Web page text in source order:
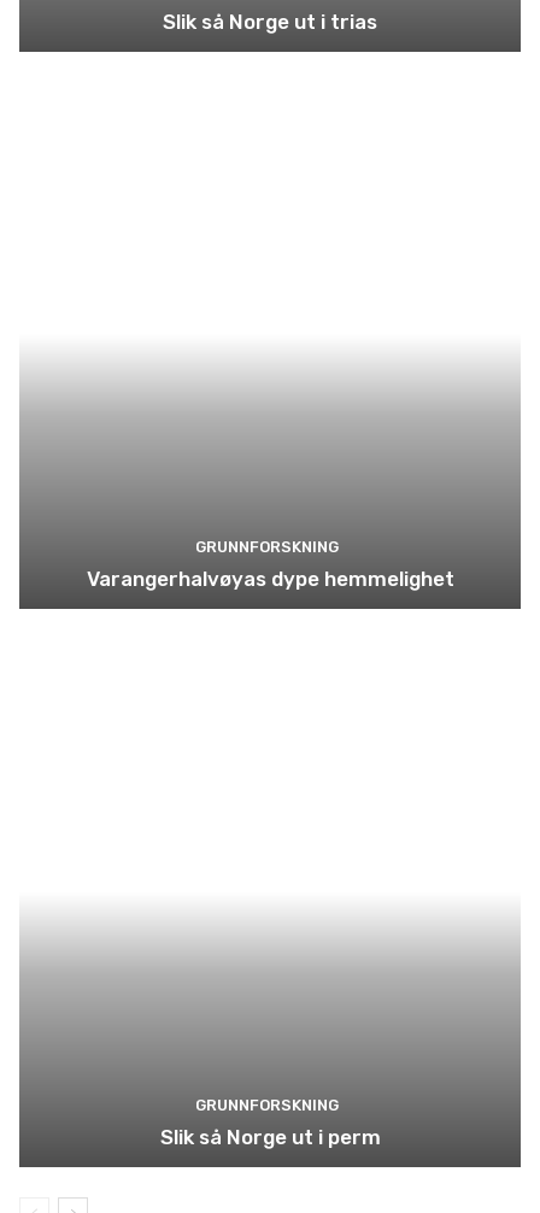
Slik så Norge ut i trias
GRUNNFORSKNING
Varangerhalvøyas dype hemmelighet
GRUNNFORSKNING
Slik så Norge ut i perm